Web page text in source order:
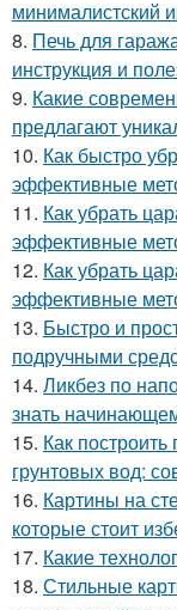
минималистский
8. Печь для
инструкция и
9. Какие
предлагают
10. Как быстро
эффективные
11. Как убрать
эффективные
12. Как убрать
эффективные
13. Быстро и
подручными
14. Ликбез по
знать
15. Как
грунтовых вод:
16. Картины на
которые стоит
17. Какие
18. Стильные